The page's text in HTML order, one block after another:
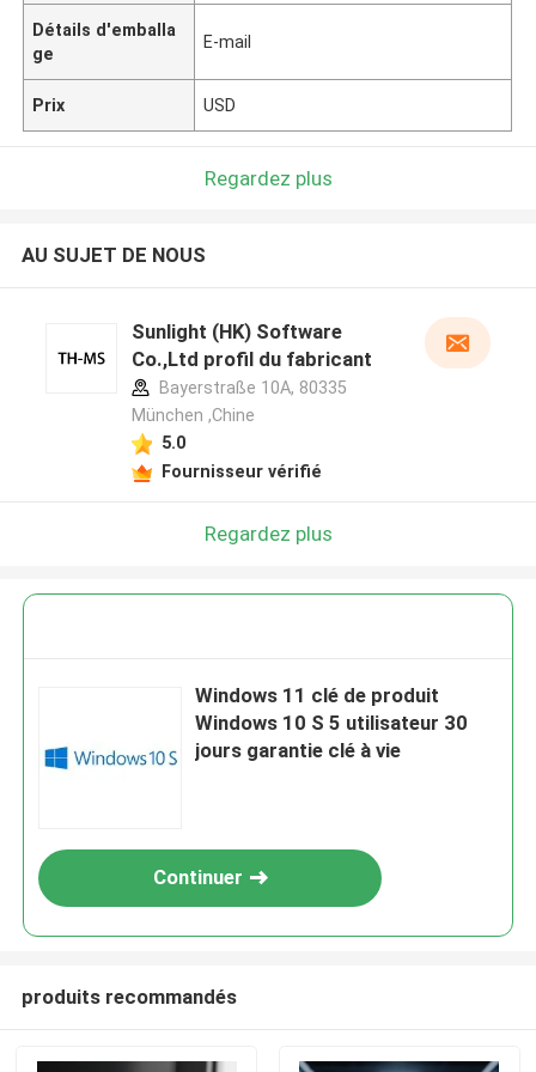
Détails d'emballa
ge
E-mail
Prix USD
Regardez plus
AU SUJET DE NOUS
Sunlight (HK) Software
Co.,Ltd profil du fabricant
Bayerstraße 10A, 80335
München ,Chine
5.0
Fournisseur vérifié
Regardez plus
Windows 11 clé de produit
Windows 10 S 5 utilisateur 30
jours garantie clé à vie
Continuer
produits recommandés